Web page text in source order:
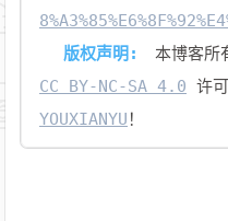
版权声明:
本博客所
CC BY-NC-SA 4.0 许
YOUXIANYU ！